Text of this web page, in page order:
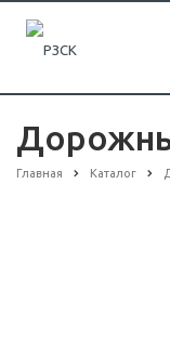
Главная Каталог